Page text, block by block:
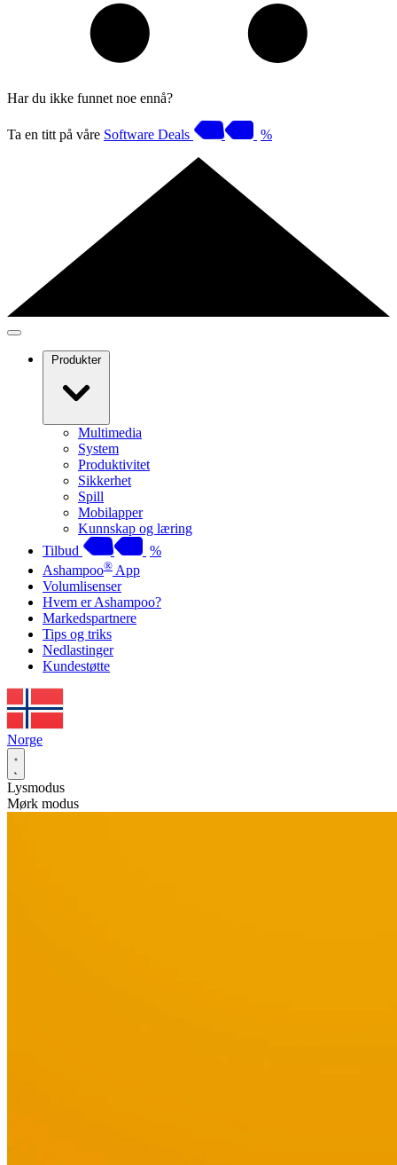
Har du ikke funnet noe ennå?
Ta en titt på våre Software Deals %
Produkter
Multimedia
System
Produktivitet
Sikkerhet
Spill
Mobilapper
Kunnskap og læring
Tilbud
%
Ashampoo® App
Volumlisenser
Hvem er Ashampoo?
Markedspartnere
Tips og triks
Nedlastinger
Kundestøtte
Norge
Lysmodus
Mørk modus